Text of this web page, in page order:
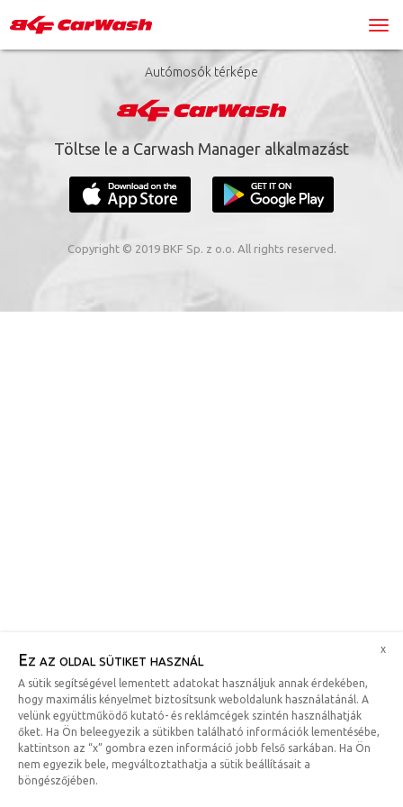
Autómosók térképe
Töltse le a Carwash Manager alkalmazást
Copyright © 2019 BKF Sp. z o.o. All rights reserved.
Ez az oldal sütiket használ
A sütik segítségével lementett adatokat használjuk annak érdekében,
hogy maximális kényelmet biztosítsunk weboldalunk használatánál. A
velünk együttműködő kutató- és reklámcégek szintén használhatják
őket. Ha Ön beleegyezik a sütikben található információk lementésébe,
kattintson az “x” gombra ezen információ jobb felső sarkában. Ha Ön
nem egyezik bele, megváltoztathatja a sütik beállításait a
böngészőjében.
x